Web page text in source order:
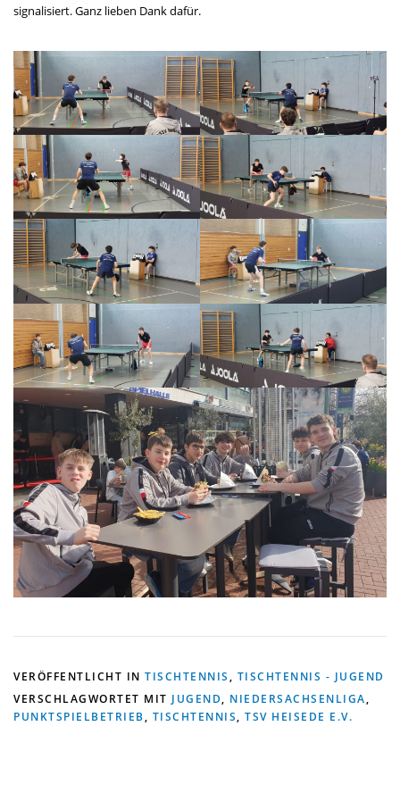
signalisiert. Ganz lieben Dank dafür.
VERÖFFENTLICHT IN TISCHTENNIS, TISCHTENNIS - JUGEND
VERSCHLAGWORTET MIT JUGEND, NIEDERSACHSENLIGA,
PUNKTSPIELBETRIEB, TISCHTENNIS, TSV HEISEDE E.V.